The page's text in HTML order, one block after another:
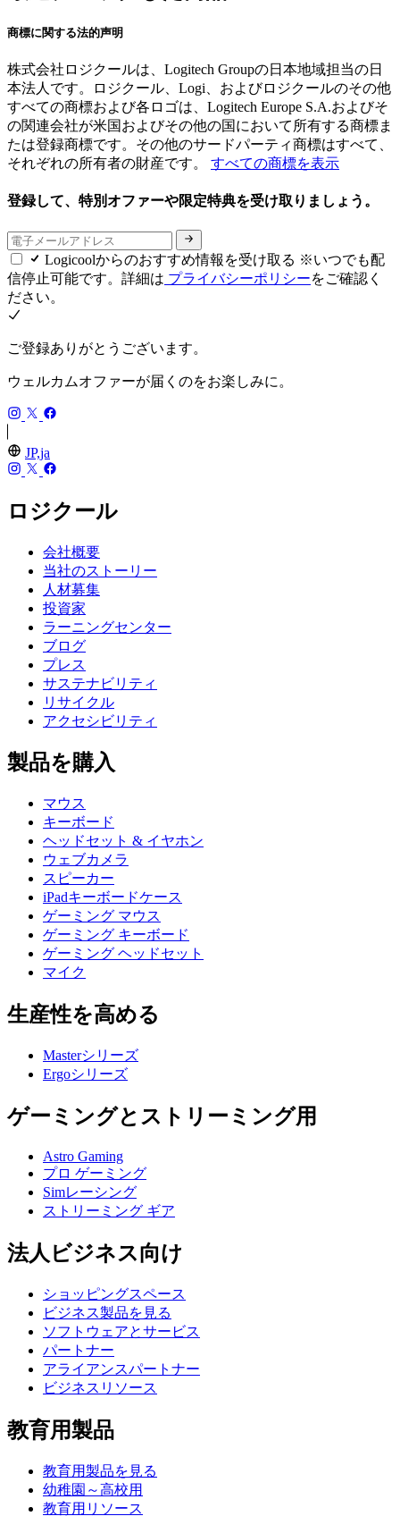
商標に関する法的声明
株式会社ロジクールは、Logitech Groupの日本地域担当の日
本法人です。ロジクール、Logi、およびロジクールのその他
すべての商標および各ロゴは、Logitech Europe S.A.およびそ
の関連会社が米国およびその他の国において所有する商標ま
たは登録商標です。その他のサードパーティ商標はすべて、
それぞれの所有者の財産です。 すべての商標を表示
登録して、特別オファーや限定特典を受け取りましょう。
Logicoolからのおすすめ情報を受け取る ※いつでも配
信停止可能です。詳細は プライバシーポリシーをご確認く
ださい。
ご登録ありがとうございます。
ウェルカムオファーが届くのをお楽しみに。
JP,ja
ロジクール
会社概要
当社のストーリー
人材募集
投資家
ラーニングセンター
ブログ
プレス
サステナビリティ
リサイクル
アクセシビリティ
製品を購入
マウス
キーボード
ヘッドセット & イヤホン
ウェブカメラ
スピーカー
iPadキーボードケース
ゲーミング マウス
ゲーミング キーボード
ゲーミング ヘッドセット
マイク
生産性を高める
Masterシリーズ
Ergoシリーズ
ゲーミングとストリーミング用
Astro Gaming
プロ ゲーミング
Simレーシング
ストリーミング ギア
法人ビジネス向け
ショッピングスペース
ビジネス製品を見る
ソフトウェアとサービス
パートナー
アライアンスパートナー
ビジネスリソース
教育用製品
教育用製品を見る
幼稚園～高校用
教育用リソース